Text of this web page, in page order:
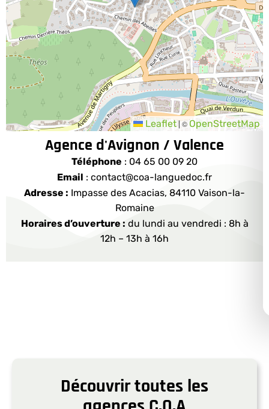
Leaflet ©OpenStreetMap
Agence d'Avignon / Valence
Téléphone : 04 65 00 09 20
Email : contact@coa-languedoc.fr
Adresse : Impasse des Acacias, 84110 Vaison-la-
Romaine​
Horaires d’ouverture : du lundi au vendredi : 8h à
12h – 13h à 16h
Découvrir toutes les